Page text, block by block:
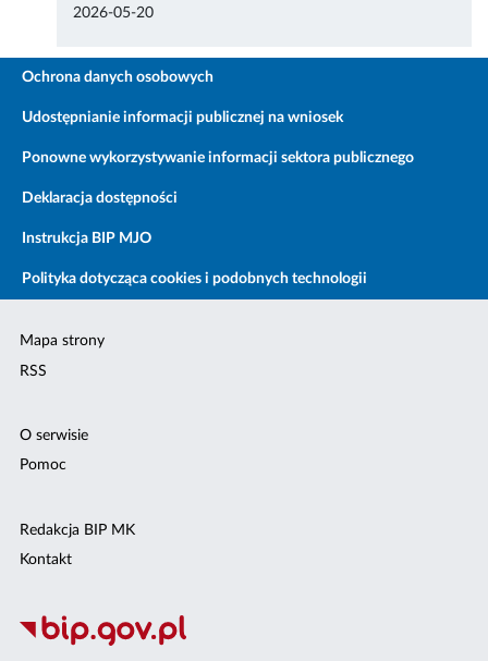
2026-05-20
Ochrona danych osobowych
Udostępnianie informacji publicznej na wniosek
Ponowne wykorzystywanie informacji sektora publicznego
Deklaracja dostępności
Instrukcja BIP MJO
Polityka dotycząca cookies i podobnych technologii
Mapa strony
RSS
O serwisie
Pomoc
Redakcja BIP MK
Kontakt